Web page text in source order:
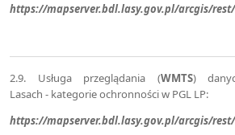
https://mapserver.bdl.lasy.gov.pl/arcgis/rest/
2.9. Usługa przeglądania (WMTS)
Lasach - kategorie ochronności w PGL LP:
https://mapserver.bdl.lasy.gov.pl/arcgis/rest/